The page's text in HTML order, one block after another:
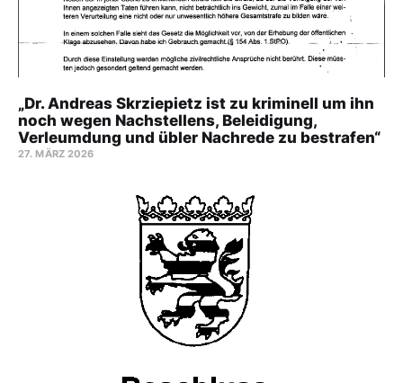
„Dr. Andreas Skrziepietz ist zu kriminell um ihn
noch wegen Nachstellens, Beleidigung,
Verleumdung und übler Nachrede zu bestrafen“
27. MÄRZ 2026